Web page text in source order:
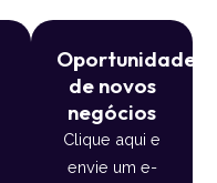
Oportunidade
de novos
negócios
Clique aqui e
envie um e-